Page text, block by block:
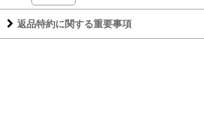
返品特約に関する重要事項